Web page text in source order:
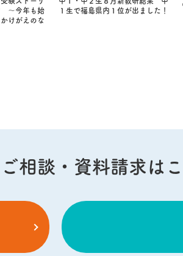
～今年も始
けがえのな
１生で福島県内１位が出ました！
ご相談・資料請求は